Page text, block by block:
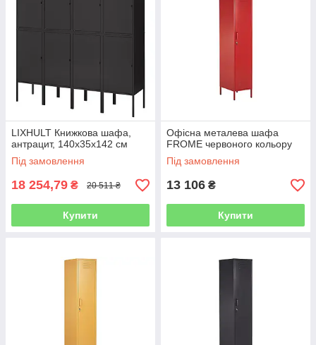
LIXHULT Книжкова шафа,
антрацит, 140x35x142 см
Під замовлення
18 254,79 ₴ 20 511 ₴
Купити
Офісна металева шафа
FROME червоного кольору
Під замовлення
13 106 ₴
Купити